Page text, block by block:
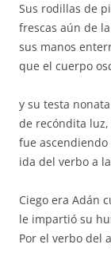
Sus rodillas de
frescas aún de
sus manos
que el cuerpo
y su testa
de recóndita
fue
ida del verbo a
Ciego era Adán
le impartió su
Por el verbo del